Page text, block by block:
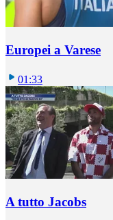
Europei a Varese
01:33
A tutto Jacobs